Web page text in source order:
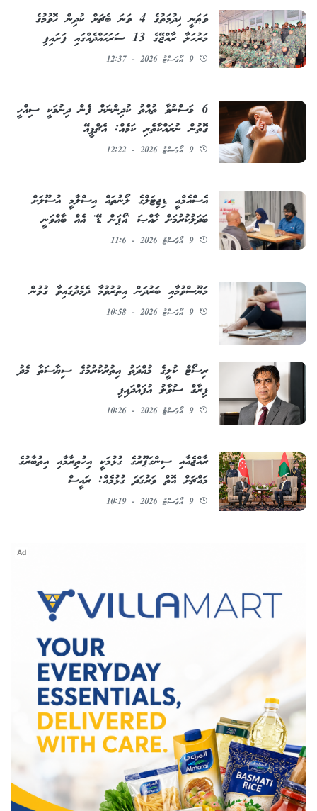
ވަޠަނީ ޚިދުމަތުގެ 4 ވަނަ ބެޗަށް ކުދިން ހޮވުމުގެ
މަރުހަލާ ރާއްޖޭގެ 13 ސަރަޙައްދެއްގައި ފަށައިފި
9 އޯގަސްޓު 2026 - 12:37
6 މަސްނުވާ ތުއްތު ކުދިންނަށް ފެން ދިނުމަކީ ސިއްހީ
ގޮތުން ނުރައްކާތެރި ކަމެއް: އެޗްޕީއޭ
9 އޯގަސްޓު 2026 - 12:22
އެސްއެމްއީ ޑިޖިޓަލްގެ ލޯނުތައް އިސްލާމީ އުސޫލަށް
ބަދަލުކުރުމަށް ޚާއްޞަ 'އޯޕަން ޑޭ' އެއް ބާއްވަނީ
9 އޯގަސްޓު 2026 - 11:6
މަޔޫސްވުމާއި ބަރުދަން އިތުރުވުމާ ދެމެދުގައިވާ ގުޅުން
9 އޯގަސްޓު 2026 - 10:58
ރިސޯޓް ކުލީގެ މުއްދަތު އިތުރުކުރުމުގެ ސިޔާސަތާ މެދު
ފިރާގް ސުވާލު އުފައްދައިފި
9 އޯގަސްޓު 2026 - 10:26
ރާއްޖެއާއި ސިންގަޕޫރުގެ ގުޅުމަކީ އިހުތިރާމާއި އިތުބާރުގެ
މައްޗަށް އޮތް ވަރުގަދަ ގުޅުމެއް: ރައީސް
9 އޯގަސްޓު 2026 - 10:19
Ad